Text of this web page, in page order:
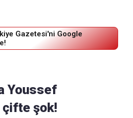
Gazetesi'ni Google
Youssef
çifte şok!